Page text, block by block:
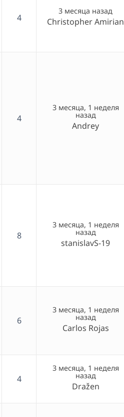
4
3 месяца назад
Christopher Amirian
4
3 месяца, 1 неделя
назад
Andrey
8
3 месяца, 1 неделя
назад
stanislavS-19
6
3 месяца, 1 неделя
назад
Carlos Rojas
4
3 месяца, 1 неделя
назад
Dražen